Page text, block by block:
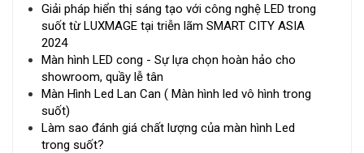
Giải pháp hiển thị sáng tạo với công nghệ LED trong
suốt từ LUXMAGE tại triễn lãm SMART CITY ASIA
2024
Màn hình LED cong - Sự lựa chọn hoàn hảo cho
showroom, quầy lễ tân
Màn Hình Led Lan Can ( Màn hình led vô hình trong
suốt)
Làm sao đánh giá chất lượng của màn hình Led
trong suốt?